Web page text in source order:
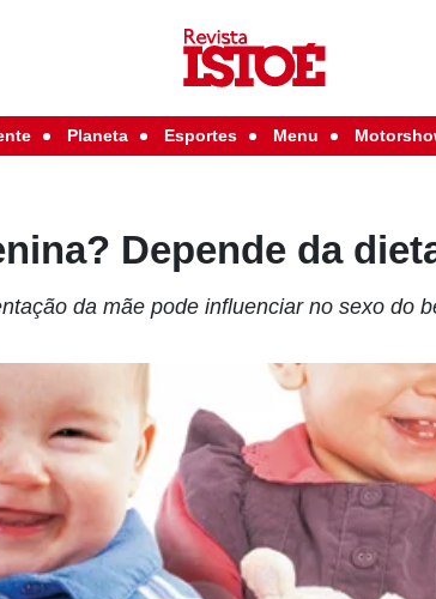
Planeta Esportes Menu
Depende da
da mãe pode influenciar no sexo do